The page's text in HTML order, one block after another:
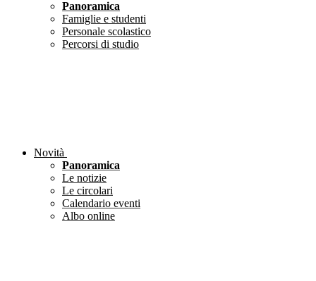
Panoramica
Famiglie e studenti
Personale scolastico
Percorsi di studio
Novità
Panoramica
Le notizie
Le circolari
Calendario eventi
Albo online